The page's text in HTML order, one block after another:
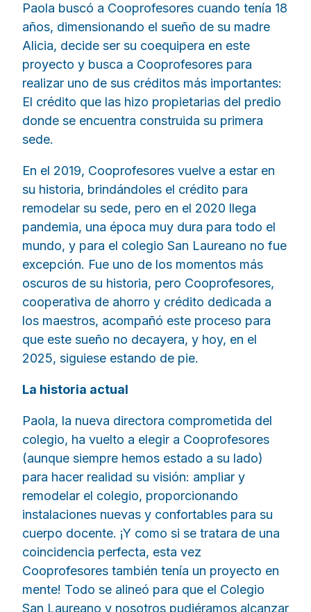
Paola buscó a Cooprofesores cuando tenía 18
años, dimensionando el sueño de su madre
Alicia, decide ser su coequipera en este
proyecto y busca a Cooprofesores para
realizar uno de sus créditos más importantes:
El crédito que las hizo propietarias del predio
donde se encuentra construida su primera
sede.
En el 2019, Cooprofesores vuelve a estar en
su historia, brindándoles el crédito para
remodelar su sede, pero en el 2020 llega
pandemia, una época muy dura para todo el
mundo, y para el colegio San Laureano no fue
excepción. Fue uno de los momentos más
oscuros de su historia, pero Cooprofesores,
cooperativa de ahorro y crédito dedicada a
los maestros, acompañó este proceso para
que este sueño no decayera, y hoy, en el
2025, siguiese estando de pie.
La historia actual
Paola, la nueva directora comprometida del
colegio, ha vuelto a elegir a Cooprofesores
(aunque siempre hemos estado a su lado)
para hacer realidad su visión: ampliar y
remodelar el colegio, proporcionando
instalaciones nuevas y confortables para su
cuerpo docente. ¡Y como si se tratara de una
coincidencia perfecta, esta vez
Cooprofesores también tenía un proyecto en
mente! Todo se alineó para que el Colegio
San Laureano y nosotros pudiéramos alcanzar